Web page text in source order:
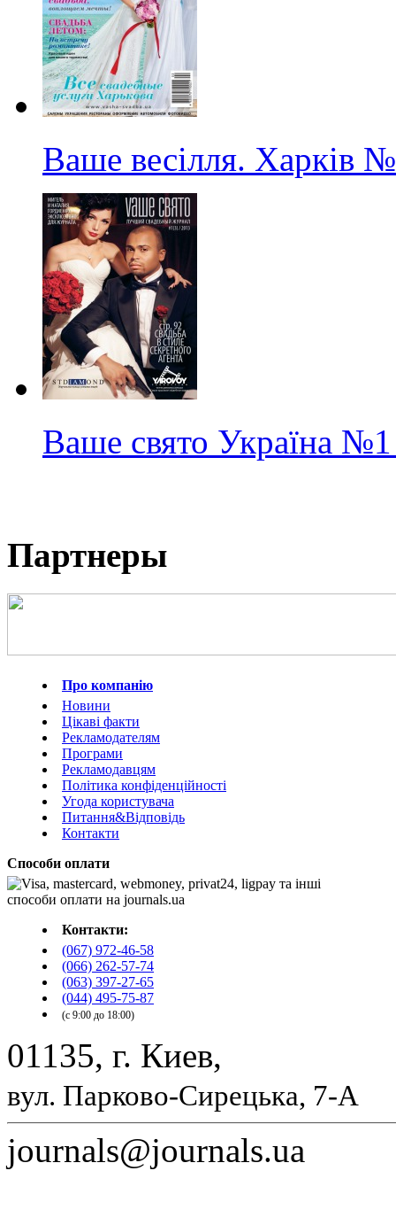
Ваше весілля. Харків
Ваше свято Україна №1
Партнеры
Про компанію
Новини
Цікаві факти
Рекламодателям
Програми
Рекламодавцям
Політика конфіденційності
Угода користувача
Питання&Відповідь
Контакти
Способи оплати
Контакти:
(067) 972-46-58
(066) 262-57-74
(063) 397-27-65
(044) 495-75-87
(с 9:00 до 18:00)
01135, г. Киев,
вул. Парково-Сирецька, 7-А
journals@journals.ua